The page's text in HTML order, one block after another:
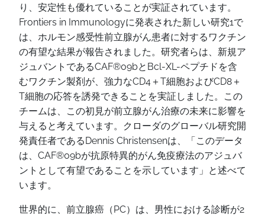
り、安定性も優れていることが実証されています。
Frontiers in Immunologyに発表された新しい研究1で
は、ホルモン感受性前立腺がん患者に対するワクチン
の有望な結果が報告されました。研究者らは、新規ア
ジュバントであるCAF®09bとBcl-XL-ペプチドを含
むワクチン製剤が、強力なCD4＋T細胞およびCD8＋
T細胞の応答を誘発できることを実証しました。この
チームは、この初見が前立腺がん治療の未来に影響を
与えると考えています。クローダのグローバル研究開
発責任者であるDennis Christensenは、「このデータ
は、CAF®09bが抗原特異的がん免疫療法のアジュバ
ントとして有望であることを示しています」と述べて
います。
世界的に、前立腺癌（PC）は、男性における診断が2